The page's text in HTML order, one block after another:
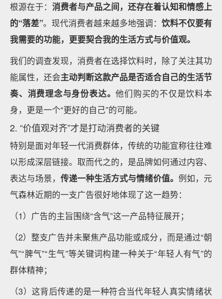
根源在于： 消费者与产品之间，还存在着认知和情感上
的“落差”。现代消费者越来越多地强调： 饮料不仅要有
我需要的功能，更要契合我的生活方式与价值观。
我们的调查发现，消费者在选择饮料时，除了关注其功
能属性，还会主动判断这款产品是否适合自己的生活节
奏、消费理念与身份表达。他们购买的不仅是饮料本
身，更是一个“更好的自己”的可能。
2. “价值观对齐”才是打动消费者的关键
特别是面对年轻一代消费群体，传统的功能宣称往往难
以形成深层链接。取而代之的，是品牌如何通过内容、
表达与场景， 传递一种生活方式与情绪价值。 例如，元
气森林近期的一支广告很好地体现了这一趋势：
（1）广告的主旨围绕“含气”这一产品特征展开；
（2）整支广告并未聚焦产品功能或成分，而是通过“朝
气”“脾气”“生气”等关键词构建一种关于“年轻人有气”的
群体精神；
（3）这背后传递的是一种符合当代年轻人真实情绪状